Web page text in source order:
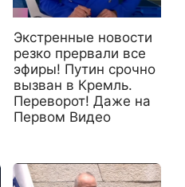
Экстренные новости
резко прервали все
эфиры! Путин срочно
вызван в Кремль.
Переворот! Даже на
Первом Видео